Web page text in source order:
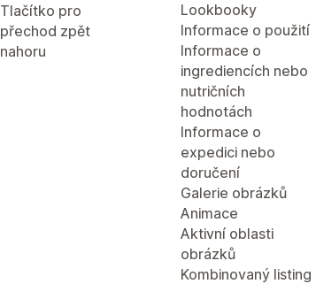
Tlačítko pro
přechod zpět
nahoru
Lookbooky
Informace o použití
Informace o
ingrediencích nebo
nutričních
hodnotách
Informace o
expedici nebo
doručení
Galerie obrázků
Animace
Aktivní oblasti
obrázků
Kombinovaný listing